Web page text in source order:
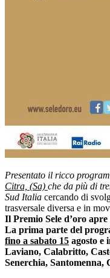
Presentato il ricco
Citra, (Sa) che da più di
Sud Italia cercando di
trasversale diversa e in
Il Premio Sele d’oro
La prima parte del
fino a sabato 15 agosto e
Laviano, Calabritto,
Senerchia, Santomenna,